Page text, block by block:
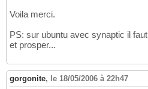
Voila merci.
PS: sur ubuntu avec synaptic il
et prosper...
gorgonite, le 18/05/2006 à 22h47